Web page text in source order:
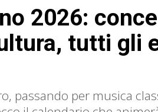
2026:
tutti gli
passando per musica